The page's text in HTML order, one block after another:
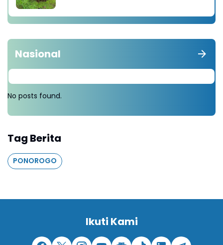
Nasional
No posts found.
Tag Berita
PONOROGO
Ikuti Kami